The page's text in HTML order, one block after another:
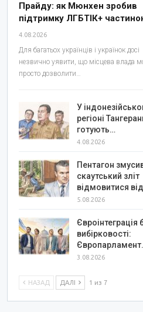
Прайду: як Мюнхен зробив
підтримку ЛГБТІК+
4.08.2026
Для багатьох українців і українок досі
незвично уявити, що місцева влада
просто дозволити…
У
регіоні
готують…
4.08.2026
Пентагон
скаутський зліт
відмовитися
5.08.2026
Євроінтеграція
вибірковості:
3.08.2026
НАЗАД ДАЛІ 1 из 7